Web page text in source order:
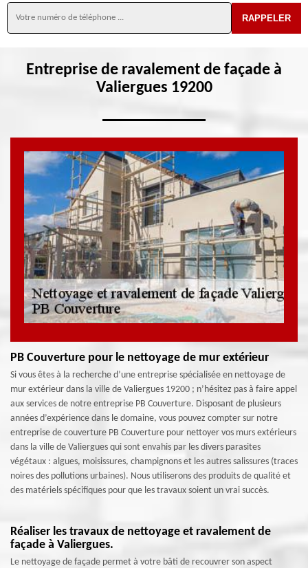
Entreprise de ravalement de façade à
Valiergues 19200
PB Couverture pour le nettoyage de mur extérieur
Si vous êtes à la recherche d’une entreprise spécialisée en nettoyage de
mur extérieur dans la ville de Valiergues 19200 ; n’hésitez pas à faire appel
aux services de notre entreprise PB Couverture. Disposant de plusieurs
années d’expérience dans le domaine, vous pouvez compter sur notre
entreprise de couverture PB Couverture pour nettoyer vos murs extérieurs
dans la ville de Valiergues qui sont envahis par les divers parasites
végétaux : algues, moisissures, champignons et les autres salissures (traces
noires des pollutions urbaines). Nous utiliserons des produits de qualité et
des matériels spécifiques pour que les travaux soient un vrai succès.
Réaliser les travaux de nettoyage et ravalement de
façade à Valiergues.
Le nettoyage de façade permet à votre bâti de recouvrer son aspect